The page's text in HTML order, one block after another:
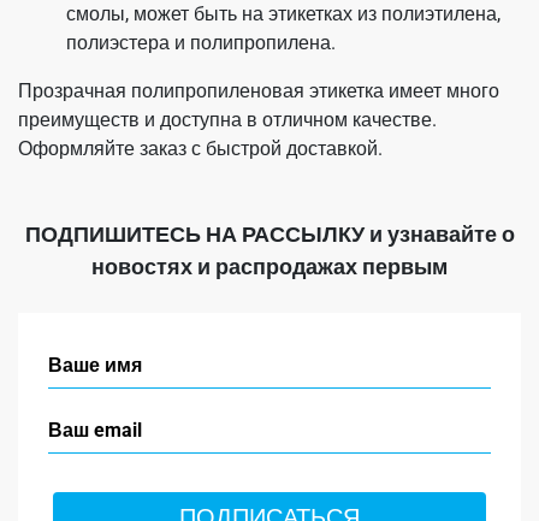
смолы, может быть на этикетках из полиэтилена,
полиэстера и полипропилена.
Прозрачная полипропиленовая этикетка имеет много
преимуществ и доступна в отличном качестве.
Оформляйте заказ с быстрой доставкой.
ПОДПИШИТЕСЬ НА РАССЫЛКУи узнавайте о
новостях и распродажах первым